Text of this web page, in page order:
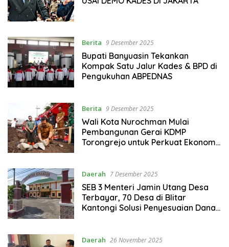
Berita 9 Desember 2025
Bupati Banyuasin Tekankan
Kompak Satu Jalur Kades & BPD di
Pengukuhan ABPEDNAS
Berita 9 Desember 2025
Wali Kota Nurochman Mulai
Pembangunan Gerai KDMP
Torongrejo untuk Perkuat Ekonomi
Daerah 7 Desember 2025
SEB 3 Menteri Jamin Utang Desa
Terbayar, 70 Desa di Blitar
Kantongi Solusi Penyesuaian Dana
Daerah 26 November 2025